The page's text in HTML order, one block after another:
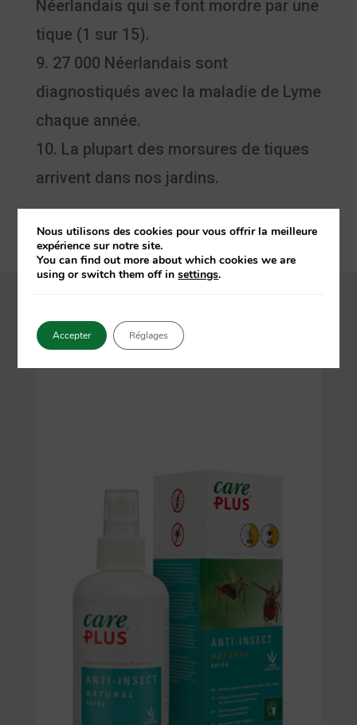
Néerlandais qui se font mordre par une
tique (1 sur 15).
27 000 Néerlandais sont
diagnostiqués avec la maladie de Lyme
chaque année.
La plupart des morsures de tiques
arrivent dans nos jardins.
Nous utilisons des cookies pour vous offrir la meilleure
expérience sur notre site.
You can find out more about which cookies we are
using or switch them off insettings.
Accepter Réglages